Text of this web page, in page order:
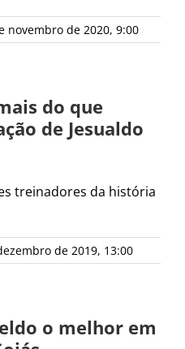
novembro de 2020, 9:00
do que
de Jesualdo
treinadores da história
de 2019, 13:00
o melhor em